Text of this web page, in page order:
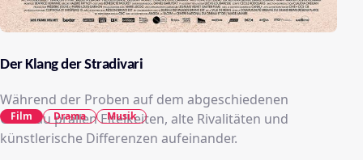
Der Klang der Stradivari
Während der Proben auf dem abgeschiedenen
Chateau prallen Eitelkeiten, alte Rivalitäten und
künstlerische Differenzen aufeinander.
Film Drama Musik